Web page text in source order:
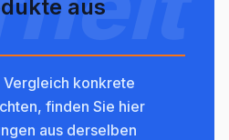
aus
Vergleich konkrete
finden Sie hier
aus derselben